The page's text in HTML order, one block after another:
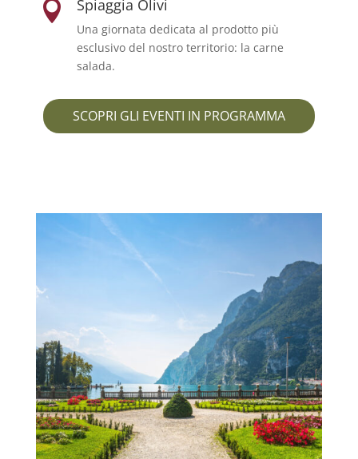
 Spiaggia Olivi
Una giornata dedicata al prodotto più
esclusivo del nostro territorio: la carne
salada.
SCOPRI GLI EVENTI IN PROGRAMMA